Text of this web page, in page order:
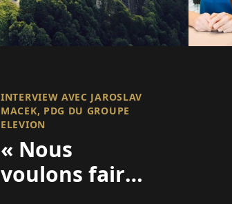
INTERVIEW AVEC JAROSLAV
MACEK, PDG DU GROUPE
ELEVION
« Nous
voulons faire